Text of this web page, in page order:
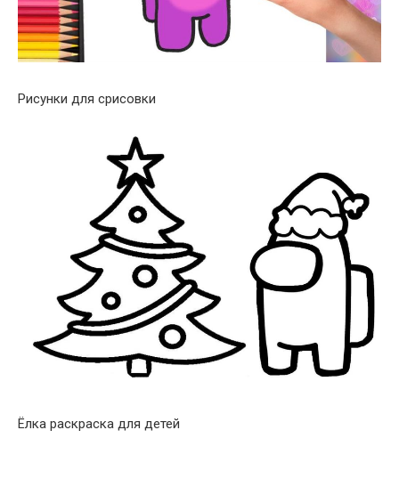
Рисунки для срисовки
Ёлка раскраска для детей